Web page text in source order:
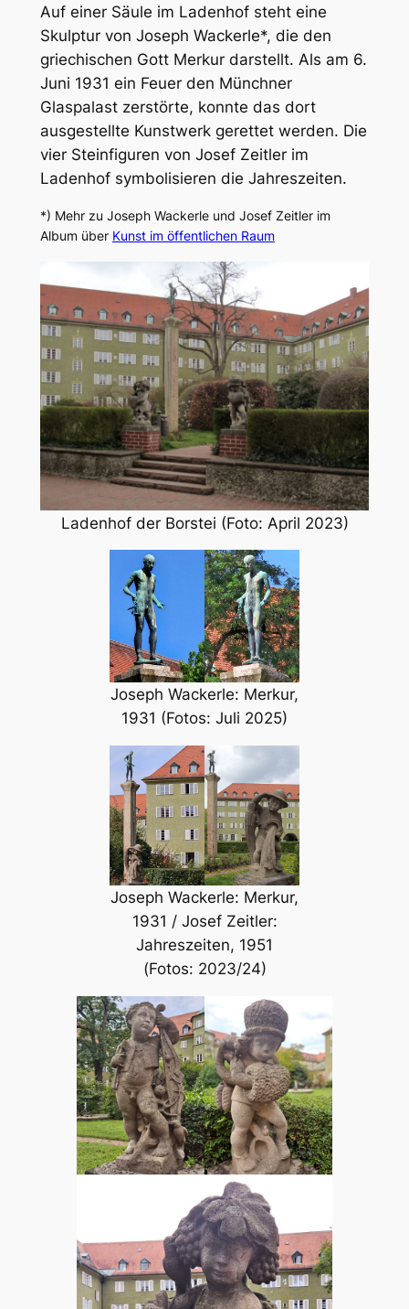
Auf einer Säule im Ladenhof steht eine
Skulptur von Joseph Wackerle*, die den
griechischen Gott Merkur darstellt. Als am 6.
Juni 1931 ein Feuer den Münchner
Glaspalast zerstörte, konnte das dort
ausgestellte Kunstwerk gerettet werden. Die
vier Steinfiguren von Josef Zeitler im
Ladenhof symbolisieren die Jahreszeiten.
*) Mehr zu Joseph Wackerle und Josef Zeitler im
Album über Kunst im öffentlichen Raum
Ladenhof der Borstei (Foto: April 2023)
Joseph Wackerle: Merkur,
1931 (Fotos: Juli 2025)
Joseph Wackerle: Merkur,
1931 / Josef Zeitler:
Jahreszeiten, 1951
(Fotos: 2023/24)